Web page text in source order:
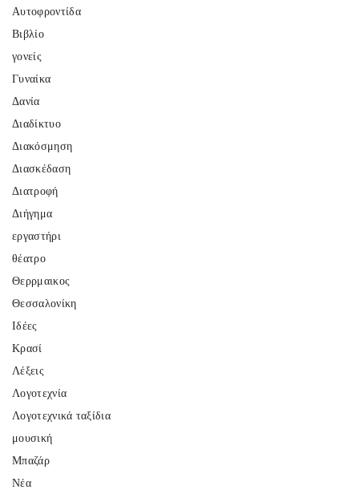
Αυτοφροντίδα
Βιβλίο
γονείς
Γυναίκα
Δανία
Διαδίκτυο
Διακόσμηση
Διασκέδαση
Διατροφή
Διήγημα
εργαστήρι
θέατρο
Θερρμαικος
Θεσσαλονίκη
Ιδέες
Κρασί
Λέξεις
Λογοτεχνία
Λογοτεχνικά ταξίδια
μουσική
Μπαζάρ
Νέα